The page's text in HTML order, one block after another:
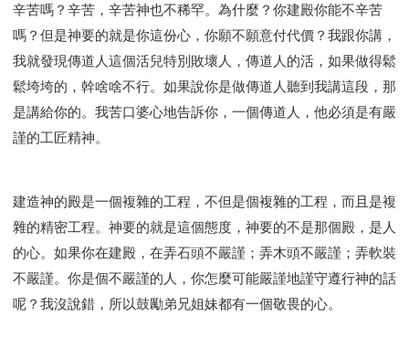
辛苦嗎？辛苦，辛苦神也不稀罕。為什麼？你建殿你能不辛苦
嗎？但是神要的就是你這份心，你願不願意付代價？我跟你講，
我就發現傳道人這個活兒特別敗壞人，傳道人的活，如果做得鬆
鬆垮垮的，幹啥啥不行。如果說你是做傳道人聽到我講這段，那
是講給你的。我苦口婆心地告訴你，一個傳道人，他必須是有嚴
謹的工匠精神。
建造神的殿是一個複雜的工程，不但是個複雜的工程，而且是複
雜的精密工程。神要的就是這個態度，神要的不是那個殿，是人
的心。如果你在建殿，在弄石頭不嚴謹；弄木頭不嚴謹；弄軟裝
不嚴謹。你是個不嚴謹的人，你怎麼可能嚴謹地謹守遵行神的話
呢？我沒說錯，所以鼓勵弟兄姐妹都有一個敬畏的心。